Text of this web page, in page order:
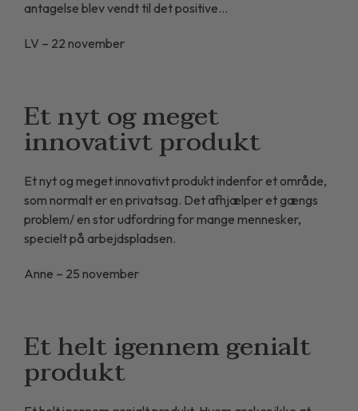
antagelse blev vendt til det positive…
LV – 22 november
Et nyt og meget
innovativt produkt
Et nyt og meget innovativt produkt indenfor et område,
som normalt er en privatsag. Det afhjælper et gængs
problem/ en stor udfordring for mange mennesker,
specielt på arbejdspladsen.
Anne – 25 november
Et helt igennem genialt
produkt